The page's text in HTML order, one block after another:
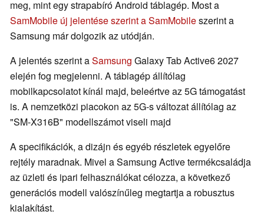
meg, mint egy strapabíró Android táblagép. Most a
SamMobile új jelentése szerint a SamMobileszerint a
Samsung már dolgozik az utódján.
A jelentés szerint aSamsung Galaxy Tab Active6 2027
elején fog megjelenni. A táblagép állítólag
mobilkapcsolatot kínál majd, beleértve az 5G támogatást
is. A nemzetközi piacokon az 5G-s változat állítólag az
"SM-X316B" modellszámot viseli majd
A specifikációk, a dizájn és egyéb részletek egyelőre
rejtély maradnak. Mivel a Samsung Active termékcsaládja
az üzleti és ipari felhasználókat célozza, a következő
generációs modell valószínűleg megtartja a robusztus
kialakítást.